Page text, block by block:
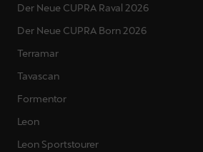
Der Neue CUPRA Raval 2026
Der Neue CUPRA Born 2026
Terramar
Tavascan
Formentor
Leon
Leon Sportstourer